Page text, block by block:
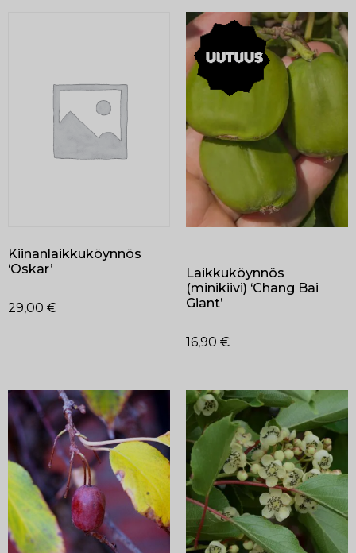
Kiinanlaikkuköynnös
‘Oskar’
29,00 €
Laikkuköynnös
(minikiivi) ‘Chang Bai
Giant’
16,90 €